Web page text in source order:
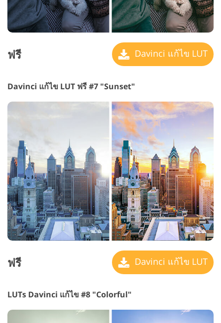
ฟรี Davinci แก้ไข LUT
Davinci แก้ไข LUT ฟรี #7 "Sunset"
ฟรี Davinci แก้ไข LUT
LUTs Davinci แก้ไข #8 "Colorful"